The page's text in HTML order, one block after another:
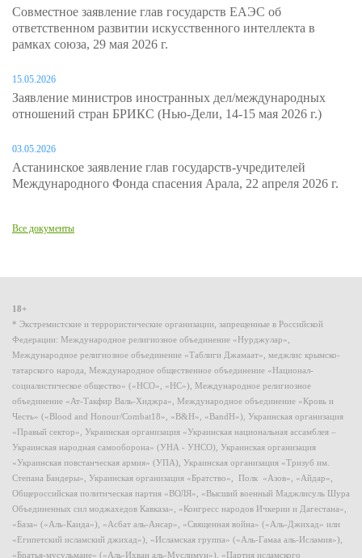
Совместное заявление глав государств ЕАЭС об
ответственном развитии искусственного интеллекта в
рамках союза, 29 мая 2026 г.
15.05.2026
Заявление министров иностранных дел/международных
отношений стран БРИКС (Нью-Дели, 14-15 мая 2026 г.)
03.05.2026
Астанинское заявление глав государств-учредителей
Международного Фонда спасения Арала, 22 апреля 2026 г.
Все документы
18+
* Экстремистские и террористические организации, запрещенные в Российской
Федерации: Международное религиозное объединение «Нурджулар»,
Международное религиозное объединение «Таблиги Джамаат», меджлис крымско-
татарского народа, Международное общественное объединение «Национал-
социалистическое общество» («НСО», «НС»), Международное религиозное
объединение «Ат-Такфир Валь-Хиджра», Международное объединение «Кровь и
Честь» («Blood and Honour/Combat18», «B&H», «BandH»), Украинская организация
«Правый сектор», Украинская организация «Украинская национальная ассамблея –
Украинская народная самооборона» (УНА - УНСО), Украинская организация
«Украинская повстанческая армия» (УПА), Украинская организация «Тризуб им.
Степана Бандеры», Украинская организация «Братство», Полк «Азов», «Айдар»,
Общероссийская политическая партия «ВОЛЯ», «Высший военный Маджлисуль Шура
Объединенных сил моджахедов Кавказа», «Конгресс народов Ичкерии и Дагестана»,
«База» («Аль-Каида»), «Асбат аль-Ансар», «Священная война» («Аль-Джихад» или
«Египетский исламский джихад»), «Исламская группа» («Аль-Гамаа аль-Исламия»),
«Братья-мусульмане» («Аль-Ихван аль-Муслимун»), «Партия исламского